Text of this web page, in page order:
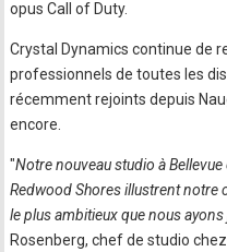
opus Call of Duty.
Crystal Dynamics continue de
professionnels de toutes les
récemment rejoints depuis
encore.
"Notre nouveau studio à
Redwood Shores illustrent notre
le plus ambitieux que nous
Rosenberg, chef de studio